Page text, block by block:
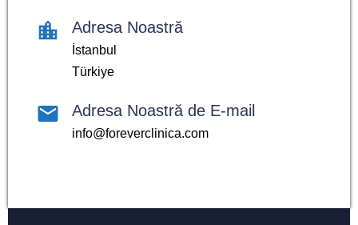
Adresa Noastră
İstanbul
Türkiye
Adresa Noastră de E-mail
info@foreverclinica.com